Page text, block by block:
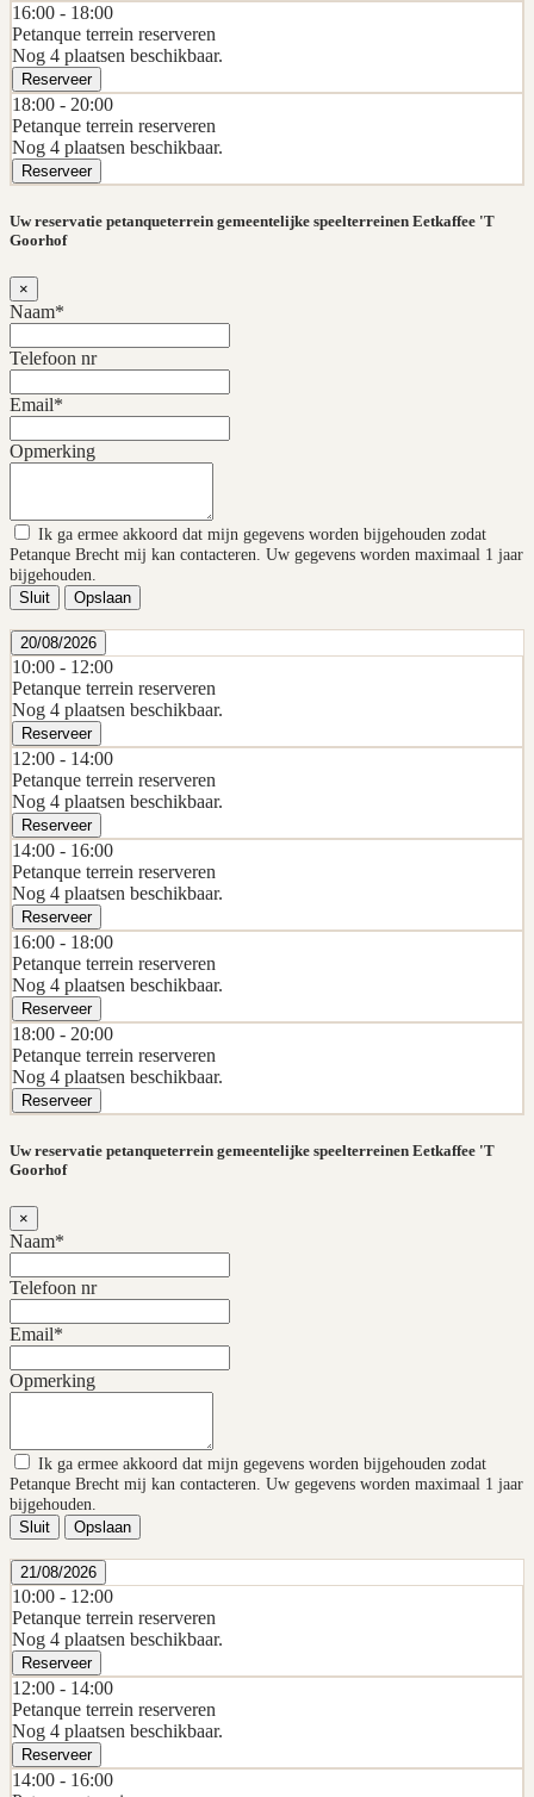
16:00 - 18:00
Petanque terrein reserveren
Nog 4 plaatsen beschikbaar.
Reserveer
18:00 - 20:00
Petanque terrein reserveren
Nog 4 plaatsen beschikbaar.
Reserveer
Uw reservatie petanqueterrein gemeentelijke speelterreinen Eetkaffee 'T
Goorhof
×
Naam*
Telefoon nr
Email*
Opmerking
Ik ga ermee akkoord dat mijn gegevens worden bijgehouden zodat
Petanque Brecht mij kan contacteren. Uw gegevens worden maximaal 1 jaar
bijgehouden.
Sluit Opslaan
20/08/2026
10:00 - 12:00
Petanque terrein reserveren
Nog 4 plaatsen beschikbaar.
Reserveer
12:00 - 14:00
Petanque terrein reserveren
Nog 4 plaatsen beschikbaar.
Reserveer
14:00 - 16:00
Petanque terrein reserveren
Nog 4 plaatsen beschikbaar.
Reserveer
16:00 - 18:00
Petanque terrein reserveren
Nog 4 plaatsen beschikbaar.
Reserveer
18:00 - 20:00
Petanque terrein reserveren
Nog 4 plaatsen beschikbaar.
Reserveer
Uw reservatie petanqueterrein gemeentelijke speelterreinen Eetkaffee 'T
Goorhof
×
Naam*
Telefoon nr
Email*
Opmerking
Ik ga ermee akkoord dat mijn gegevens worden bijgehouden zodat
Petanque Brecht mij kan contacteren. Uw gegevens worden maximaal 1 jaar
bijgehouden.
Sluit Opslaan
21/08/2026
10:00 - 12:00
Petanque terrein reserveren
Nog 4 plaatsen beschikbaar.
Reserveer
12:00 - 14:00
Petanque terrein reserveren
Nog 4 plaatsen beschikbaar.
Reserveer
14:00 - 16:00